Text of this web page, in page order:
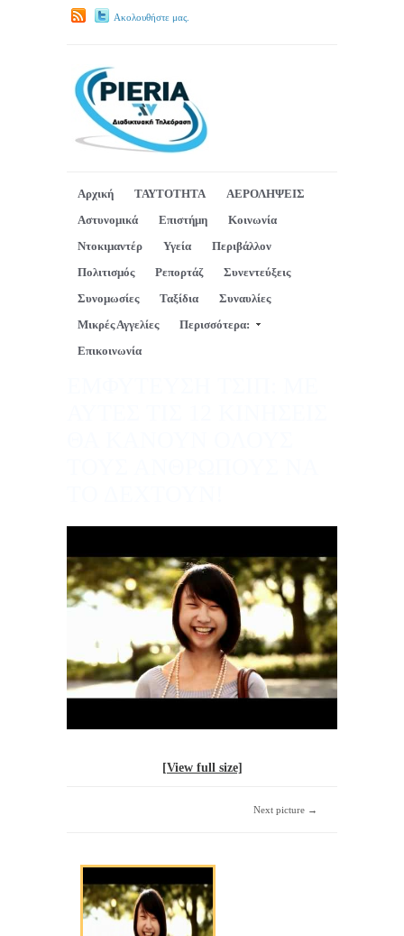
Ακολουθήστε μας.
Αρχική ΤΑΥΤΟΤΗΤΑ
ΑΕΡΟΛΗΨΕΙΣ
Αστυνομικά
Επιστήμη
Κοινωνία
Ντοκιμαντέρ
Υγεία
Περιβάλλον
Πολιτισμός
Ρεπορτάζ
Συνεντεύξεις
Συνομωσίες
Ταξίδια
Συναυλίες
Μικρές Αγγελίες
Περισσότερα:
Επικοινωνία
[View full size]
Next picture →